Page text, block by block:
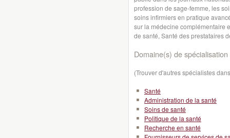
profession de sage-femme, les
soins infirmiers en pratique
sur la médecine complémentaire
de santé, Santé des prestataires
Domaine(s) de spécialisation
(Trouver d'autres spécialistes
Santé
Administration de la santé
Soins de santé
Politique de la santé
Recherche en santé